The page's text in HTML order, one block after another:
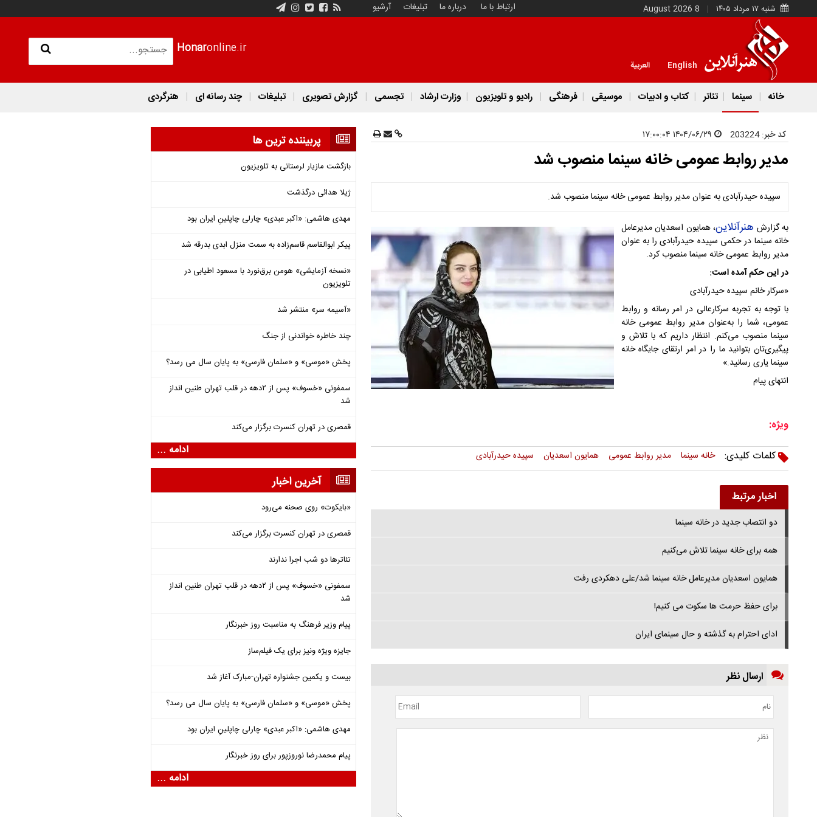
شنبه ۱۷ مرداد ۱۴۰۵ 8 August 2026 ارتباط با ما درباره ما تبلیغات آرشیو
Honaronline.ir
English العربية
خانه سینما تئاتر کتاب و ادبیات موسیقی فرهنگی رادیو و تلویزیون وزارت ارشاد تجسمی گزارش تصویری تبلیغات چند رسانه ای هنرگردی
کد خبر:203224
مدیر روابط عمومی خانه سینما منصوب شد
سپیده حیدرآبادی به عنوان مدیر روابط عمومی خانه سینما منصوب شد.
به گزارش هنرآنلاین، همایون اسعدیان مدیرعامل
خانه سینما در حکمی سپیده حیدرآبادی را به عنوان
مدیر روابط عمومی خانه سینما منصوب کرد.
در این حکم آمده است:
«سرکار خانم سپیده حیدرآبادی
با توجه به تجربه سرکارعالی در امر رسانه و روابط
عمومی، شما را به‌عنوان مدیر روابط عمومی خانه
سینما منصوب می‌کنم. انتظار داریم که با تلاش و
پیگیری‌تان بتوانید ما را در امر ارتقای جایگاه خانه
سینما یاری رسانید.»
انتهای پیام
ویژه:
کلمات کلیدی:
خانه سینما مدیر روابط عمومی همایون اسعدیان سپیده حیدرآبادی
اخبار مرتبط
دو انتصاب جدید در خانه سینما
همه برای خانه سینما تلاش می‌کنیم
همایون اسعدیان مدیرعامل خانه سینما شد/علی دهکردی رفت
برای حفظ حرمت ها سکوت می کنیم!
ادای احترام به گذشته و حال سینمای ایران
ارسال نظر
پربیننده ترین ها
بازگشت مازیار لرستانی به تلویزیون
ژیلا هدائی درگذشت
مهدی هاشمی: «اکبر عبدی» چارلی چاپلینِ ایران بود
پیکر ابوالقاسم قاسم‌زاده به سمت منزل ابدی بدرقه شد
«نسخه آزمایشی» هومن برق‌نورد با مسعود اطیابی در
تلویزیون
«آسیمه سر» منتشر شد
چند خاطره خواندنی از جنگ
پخش «موسی» و «سلمان فارسی» به پایان سال می رسد؟
سمفونی «خسوف» پس از ۲دهه در قلب تهران طنین انداز
شد
قمصری در تهران کنسرت برگزار می‌کند
ادامه ...
آخرین اخبار
«بایکوت» روی صحنه می‌رود
قمصری در تهران کنسرت برگزار می‌کند
تئاترها دو شب اجرا ندارند
سمفونی «خسوف» پس از ۲دهه در قلب تهران طنین انداز
شد
پیام وزیر فرهنگ به مناسبت روز خبرنگار
جایزه ویژه ونیز برای یک فیلم‌ساز
بیست و یکمین جشنواره تهران-مبارک آغاز شد
پخش «موسی» و «سلمان فارسی» به پایان سال می رسد؟
مهدی هاشمی: «اکبر عبدی» چارلی چاپلینِ ایران بود
پیام محمدرضا نوروزپور برای روز خبرنگار
ادامه ...